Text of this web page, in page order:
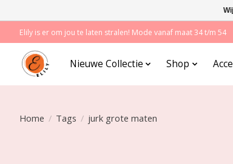
Elily is er om jou te laten stralen! Mode vanaf maat 34 t/m 54
Nieuwe Collectie Shop
Home / Tags / jurk grote maten